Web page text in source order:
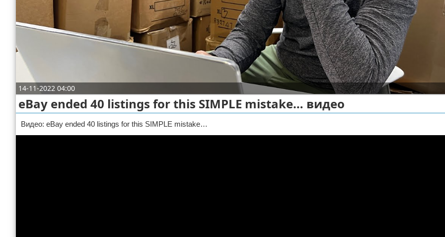
Своими руками
Строительство и ремонт
Отказ от ответственности
14-11-2022 04:00
eBay ended 40 listings for this SIMPLE mistake… видео
Видео: eBay ended 40 listings for this SIMPLE mistake…